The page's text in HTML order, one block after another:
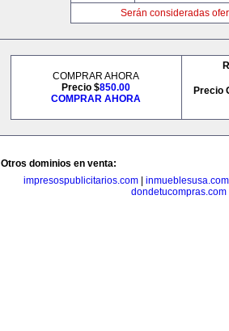
Serán consideradas
COMPRAR AHORA
Precio $850.00
COMPRAR AHORA
Precio
Otros dominios en venta:
impresospublicitarios.com
inmueblesusa.com
dondetucompras.com